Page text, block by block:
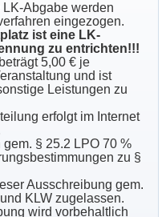
Abgabe werden
eingezogen.
ist eine LK-
zu entrichten!!!
5,00 € je
und ist
Leistungen zu
erfolgt im Internet
§ 25.2 LPO 70 %
zu §
Ausschreibung gem.
KLW zugelassen.
wird vorbehaltlich